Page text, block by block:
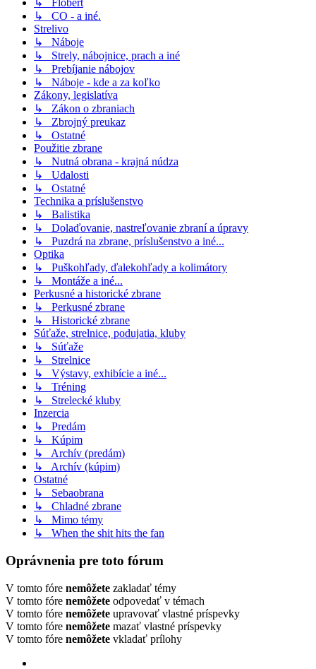
↳ Flobert
↳ CO - a iné.
Strelivo
↳ Náboje
↳ Strely, nábojnice, prach a iné
↳ Prebíjanie nábojov
↳ Náboje - kde a za koľko
Zákony, legislatíva
↳ Zákon o zbraniach
↳ Zbrojný preukaz
↳ Ostatné
Použitie zbrane
↳ Nutná obrana - krajná núdza
↳ Udalosti
↳ Ostatné
Technika a príslušenstvo
↳ Balistika
↳ Dolaďovanie, nastreľovanie zbraní a úpravy
↳ Puzdrá na zbrane, príslušenstvo a iné...
Optika
↳ Puškohľady, ďalekohľady a kolimátory
↳ Montáže a iné...
Perkusné a historické zbrane
↳ Perkusné zbrane
↳ Historické zbrane
Súťaže, strelnice, podujatia, kluby
↳ Súťaže
↳ Strelnice
↳ Výstavy, exhibície a iné...
↳ Tréning
↳ Strelecké kluby
Inzercia
↳ Predám
↳ Kúpim
↳ Archív (predám)
↳ Archív (kúpim)
Ostatné
↳ Sebaobrana
↳ Chladné zbrane
↳ Mimo témy
↳ When the shit hits the fan
Oprávnenia pre toto fórum
V tomto fóre nemôžete zakladať témy
V tomto fóre nemôžete odpovedať v témach
V tomto fóre nemôžete upravovať vlastné príspevky
V tomto fóre nemôžete mazať vlastné príspevky
V tomto fóre nemôžete vkladať prílohy